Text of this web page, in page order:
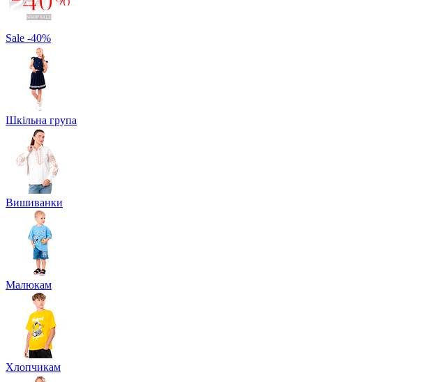
Sale -40%
Шкільна група
Вишиванки
Малюкам
Хлопчикам